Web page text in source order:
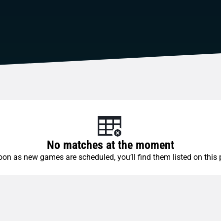
No matches at the moment
as new games are scheduled, you’ll find them listed on this